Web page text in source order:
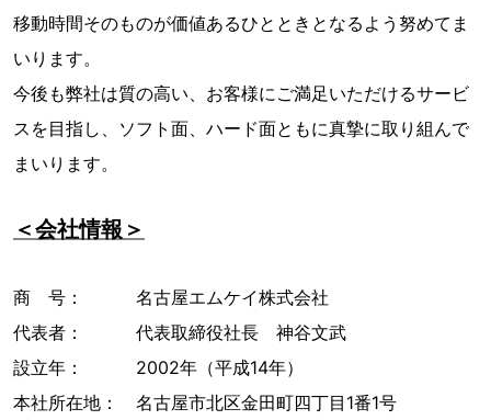
移動時間そのものが価値あるひとときとなるよう努めてま
いります。
今後も弊社は質の高い、お客様にご満足いただけるサービ
スを目指し、ソフト面、ハード面ともに真摯に取り組んで
まいります。
＜会社情報＞
商 号： 名古屋エムケイ株式会社
代表者： 代表取締役社長 神谷文武
設立年： 2002年（平成14年）
本社所在地： 名古屋市北区金田町四丁目1番1号